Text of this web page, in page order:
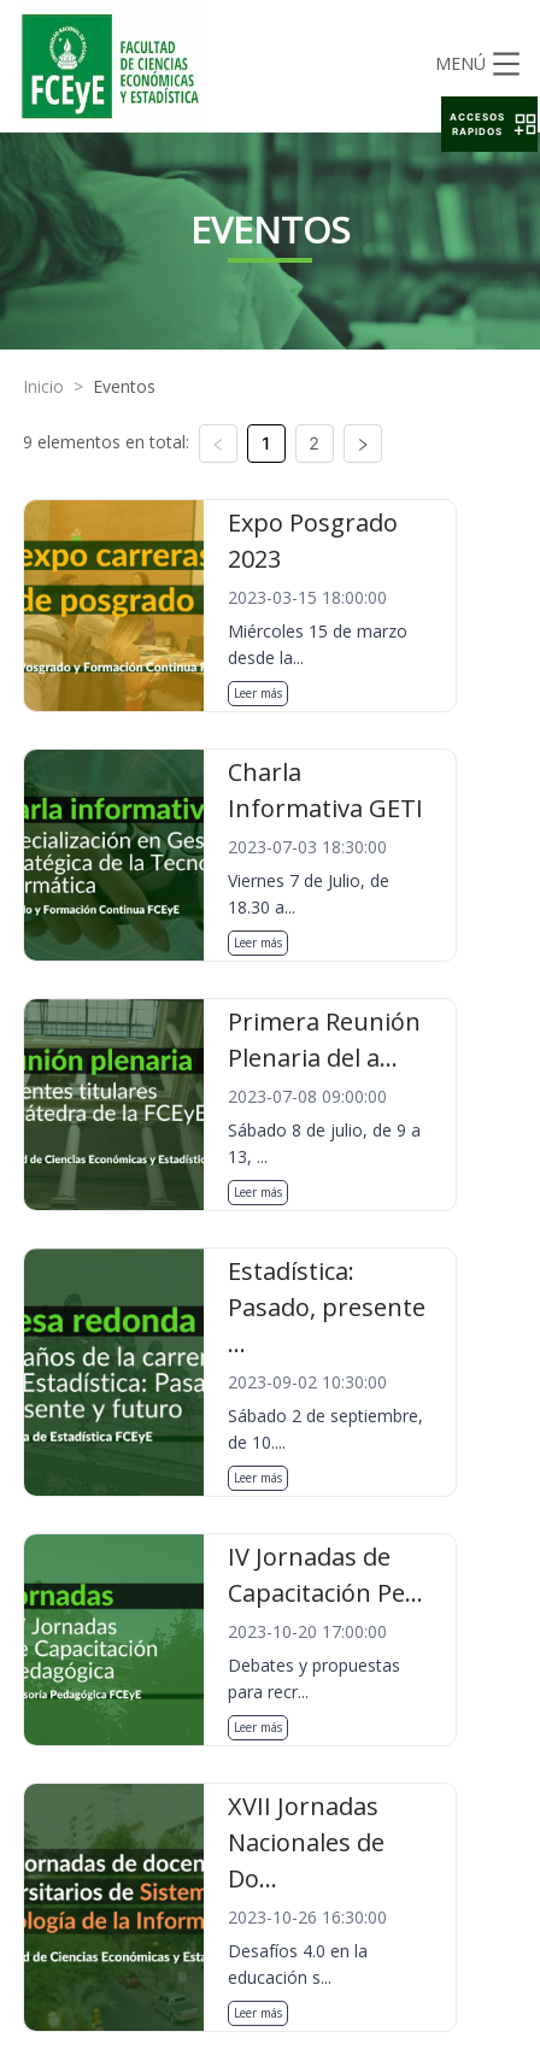
MENÚ
EVENTOS
Inicio > Eventos
9 elementos en total: 1 2
Expo Posgrado
2023
2023-03-15 18:00:00
Miércoles 15 de marzo
desde la...
Leer más
Charla
Informativa GETI
2023-07-03 18:30:00
Viernes 7 de Julio, de
18.30 a...
Leer más
Primera Reunión
Plenaria del a...
2023-07-08 09:00:00
Sábado 8 de julio, de 9 a
13, ...
Leer más
Estadística:
Pasado, presente
...
2023-09-02 10:30:00
Sábado 2 de septiembre,
de 10....
Leer más
IV Jornadas de
Capacitación Pe...
2023-10-20 17:00:00
Debates y propuestas
para recr...
Leer más
XVII Jornadas
Nacionales de
Do...
2023-10-26 16:30:00
Desafíos 4.0 en la
educación s...
Leer más
ACCESOS
RAPIDOS